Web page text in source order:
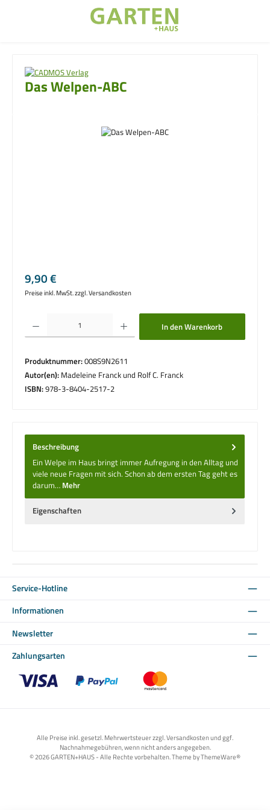
Das Welpen-ABC
Bildergalerie überspringen
Regulärer Preis:
9,90 €
Preise inkl. MwSt. zzgl. Versandkosten
Produkt Anzahl: Gib den gewünschten Wert ein oder benutze die Schaltflächen um
In den Warenkorb
Produktnummer:008S9N2611
Autor(en): Madeleine Franck und Rolf C. Franck
ISBN:978-3-8404-2517-2
Beschreibung
Ein Welpe im Haus bringt immer Aufregung in den Alltag und
viele neue Fragen mit sich. Schon ab dem ersten Tag geht es
darum… Mehr
Eigenschaften
Service-Hotline
Informationen
Newsletter
Zahlungsarten
Alle Preise inkl. gesetzl. Mehrwertsteuer zzgl. Versandkosten und ggf.
Nachnahmegebühren, wenn nicht anders angegeben.
© 2026 GARTEN+HAUS - Alle Rechte vorbehalten. Theme byThemeWare®